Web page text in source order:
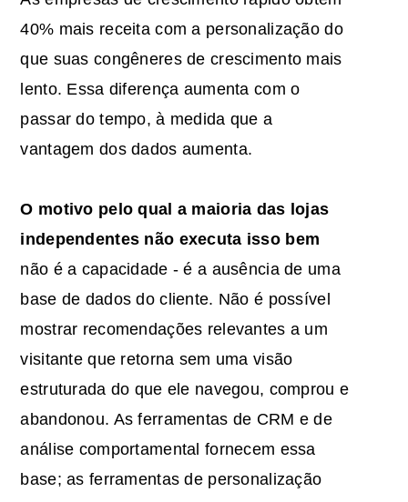
40% mais receita com a personalização do
que suas congêneres de crescimento mais
lento. Essa diferença aumenta com o
passar do tempo, à medida que a
vantagem dos dados aumenta.
O motivo pelo qual a maioria das lojas
independentes não executa isso bem
não é a capacidade - é a ausência de uma
base de dados do cliente. Não é possível
mostrar recomendações relevantes a um
visitante que retorna sem uma visão
estruturada do que ele navegou, comprou e
abandonou. As ferramentas de CRM e de
análise comportamental fornecem essa
base; as ferramentas de personalização